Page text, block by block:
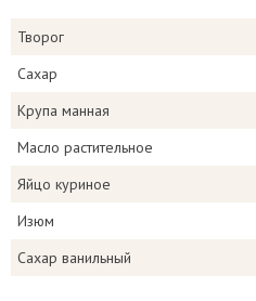
Творог
Сахар
Крупа манная
Масло растительное
Яйцо куриное
Изюм
Сахар ванильный